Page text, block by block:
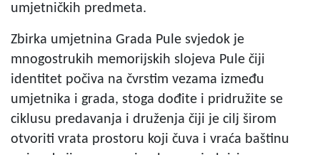
umjetničkih predmeta.
Zbirka umjetnina Grada Pule svjedok je
mnogostrukih memorijskih slojeva Pule čiji
identitet počiva na čvrstim vezama između
umjetnika i grada, stoga dođite i pridružite se
ciklusu predavanja i druženja čiji je cilj širom
otvoriti vrata prostoru koji čuva i vraća baštinu